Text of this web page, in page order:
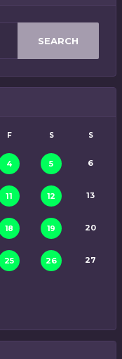
SEARCH
F S S
4 5 6
11 12 13
18 19 20
25 26 27